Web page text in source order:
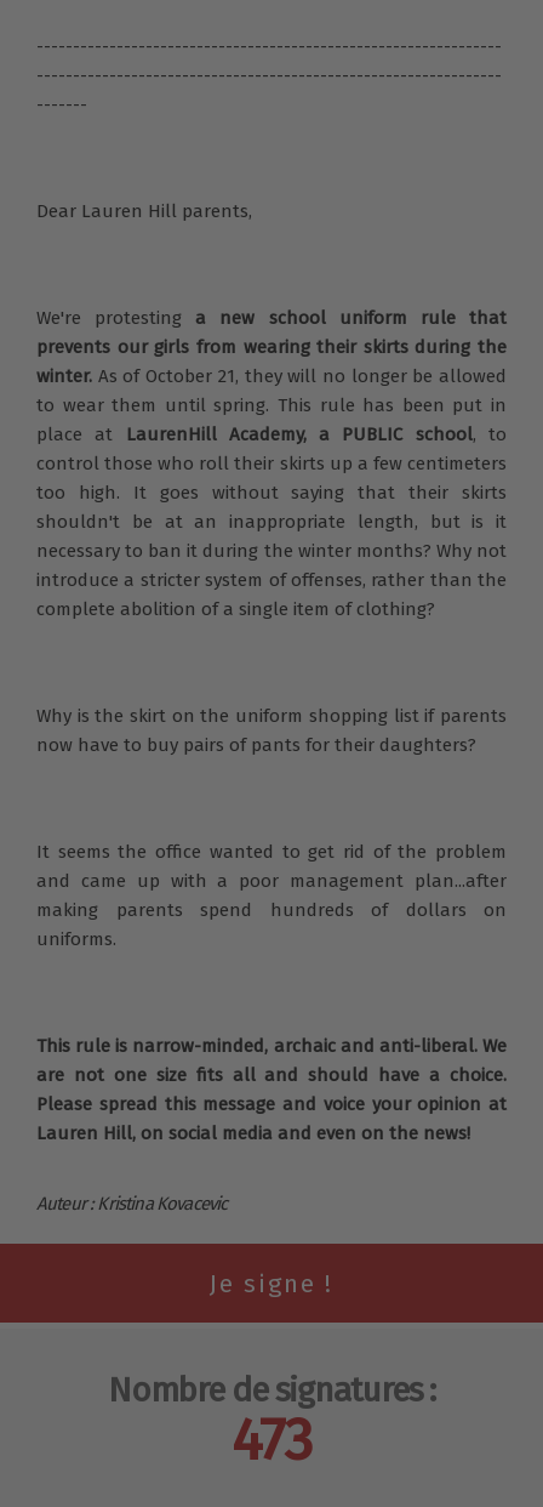
----------------------------------------------------------------
----------------------------------------------------------------
-------
Dear Lauren Hill parents,
We're protesting a new school uniform rule that
prevents our girls from wearing their skirts during the
winter. As of October 21, they will no longer be allowed
to wear them until spring. This rule has been put in
place at
LaurenHill Academy, a PUBLIC school, to
control those who roll their skirts up a few centimeters
too high. It goes without saying that their skirts
shouldn't be at an inappropriate length, but is it
necessary to ban it during the winter months? Why not
introduce a stricter system of offenses, rather than the
complete abolition of a single item of clothing?
Why is the skirt on the uniform shopping list if parents
now have to buy pairs of pants for their daughters?
It seems the office wanted to get rid of the problem
and came up with a poor management plan...after
making parents spend hundreds of dollars on
uniforms.
This rule is narrow-minded, archaic and anti-liberal. We
are not one size fits all and should have a choice.
Please spread this message and voice your opinion at
Lauren Hill, on social media and even on the news!
Auteur : Kristina Kovacevic
Nombre de signatures :
473